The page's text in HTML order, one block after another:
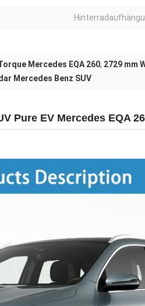
Mercedes EQA 260, 2729 mm
Mercedes Benz SUV
Pure EV Mercedes EQA